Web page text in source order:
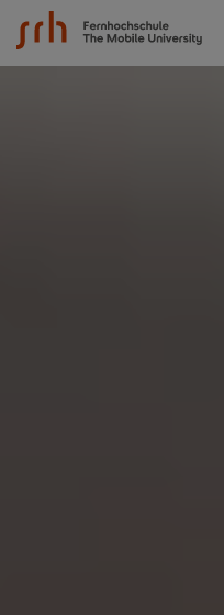
SRH Fernhochschule -